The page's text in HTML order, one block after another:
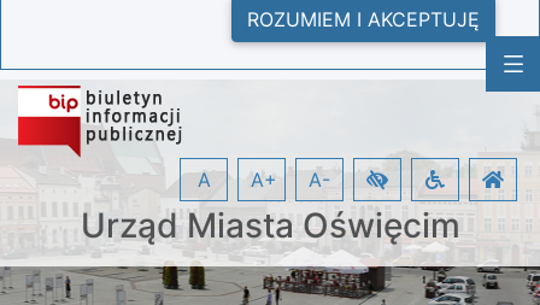
ROZUMIEM I AKCEPTUJĘ
Urząd Miasta Oświęcim
A A+ A-